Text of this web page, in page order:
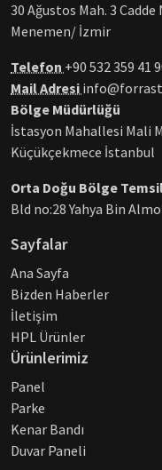
30 Ağustos Mah. 3
Menemen/ İzmir
Telefon +90 532 359 41
Mail Adresi
Bölge Müdürlüğü
İstasyon Mahallesi Mali
Küçükçekmece İstanbul
Orta Doğu Bölge
Bld no:28 Yahya Bin
Sayfalar
Ana Sayfa
Bizden Haberler
İletişim
HPL Ürünler
Ürünlerimiz
Panel
Parke
Kenar Bandı
Duvar Paneli